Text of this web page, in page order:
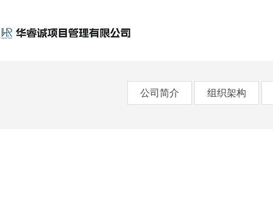
公司简介 组织架构